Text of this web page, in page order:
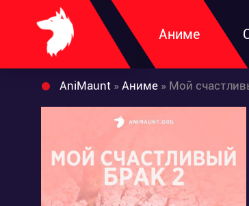
Аниме
AniMaunt » Аниме » Мой